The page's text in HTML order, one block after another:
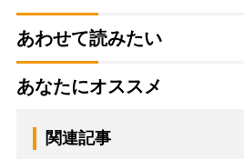
あわせて読みたい
あなたにオススメ
関連記事